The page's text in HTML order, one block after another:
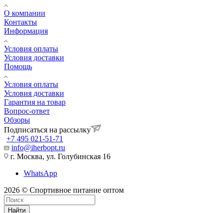
О компании
Контакты
Информация
Условия оплаты
Условия доставки
Помощь
Условия оплаты
Условия доставки
Гарантия на товар
Вопрос-ответ
Обзоры
Подписаться на рассылку
+7 495 021-51-71
info@iherbopt.ru
г. Москва, ул. Голубинская 16
WhatsApp
2026 © Спортивное питание оптом
Найти